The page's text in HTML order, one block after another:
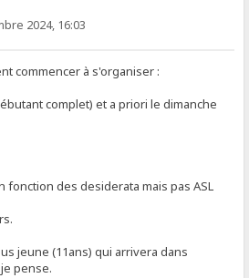
2024, 16:03
commencer à s'organiser :
complet) et a priori le dimanche
fonction des desiderata mais pas ASL
jeune (11ans) qui arrivera dans
pense.